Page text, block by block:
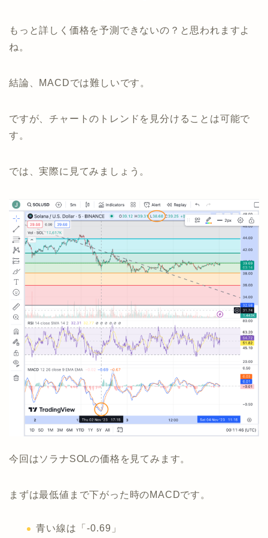
もっと詳しく価格を予測できないの？と思われますよ
ね。
結論、MACDでは難しいです。
ですが、チャートのトレンドを見分けることは可能で
す。
では、実際に見てみましょう。
今回はソラナSOLの価格を見てみます。
まずは最低値まで下がった時のMACDです。
青い線は「-0.69」